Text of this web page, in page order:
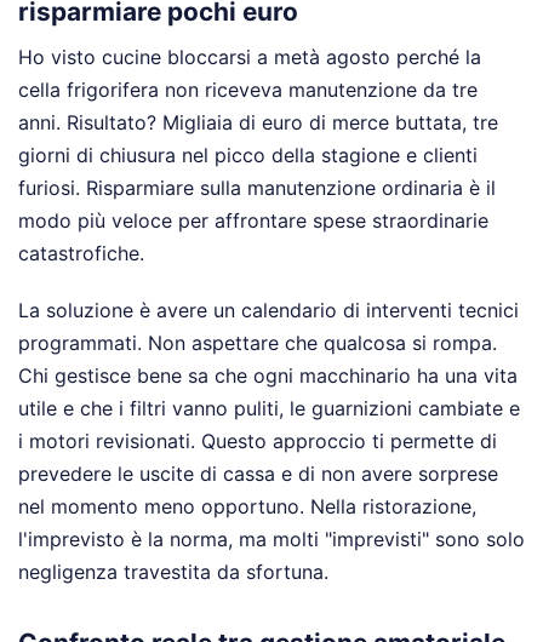
risparmiare pochi euro
Ho visto cucine bloccarsi a metà agosto perché la
cella frigorifera non riceveva manutenzione da tre
anni. Risultato? Migliaia di euro di merce buttata, tre
giorni di chiusura nel picco della stagione e clienti
furiosi. Risparmiare sulla manutenzione ordinaria è il
modo più veloce per affrontare spese straordinarie
catastrofiche.
La soluzione è avere un calendario di interventi tecnici
programmati. Non aspettare che qualcosa si rompa.
Chi gestisce bene sa che ogni macchinario ha una vita
utile e che i filtri vanno puliti, le guarnizioni cambiate e
i motori revisionati. Questo approccio ti permette di
prevedere le uscite di cassa e di non avere sorprese
nel momento meno opportuno. Nella ristorazione,
l'imprevisto è la norma, ma molti "imprevisti" sono solo
negligenza travestita da sfortuna.